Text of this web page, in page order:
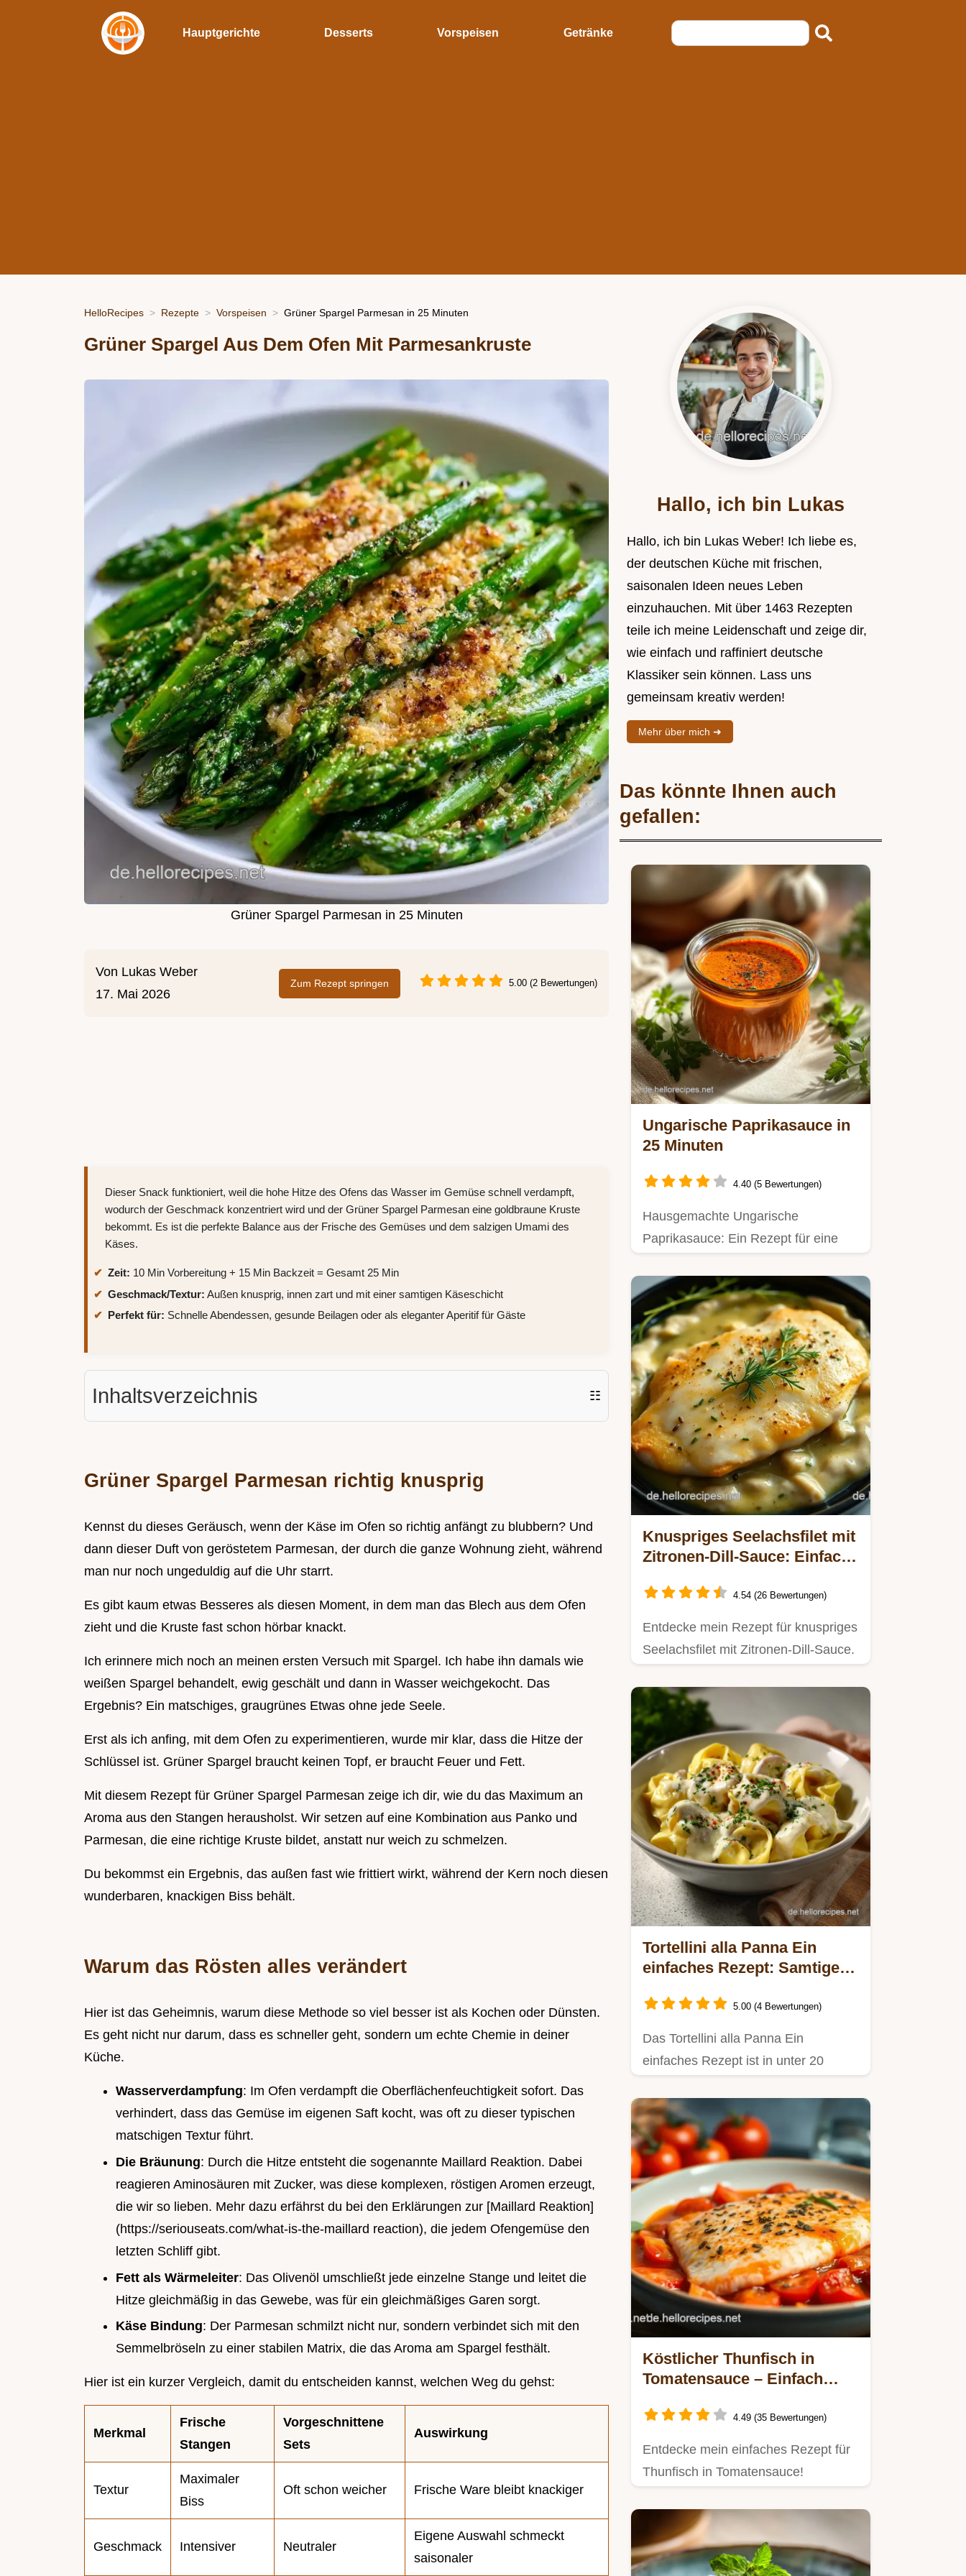
Hauptgerichte Desserts Vorspeisen Getränke
HelloRecipes Rezepte Vorspeisen Grüner Spargel Parmesan in 25 Minuten
Grüner Spargel Aus Dem Ofen Mit Parmesankruste
Grüner Spargel Parmesan in 25 Minuten
Von Lukas Weber
17. Mai 2026
Zum Rezept springen 5.00 (2 Bewertungen)
Dieser Snack funktioniert, weil die hohe Hitze des Ofens das Wasser im Gemüse schnell verdampft,
wodurch der Geschmack konzentriert wird und der Grüner Spargel Parmesan eine goldbraune Kruste
bekommt. Es ist die perfekte Balance aus der Frische des Gemüses und dem salzigen Umami des
Käses.
Zeit: 10 Min Vorbereitung + 15 Min Backzeit = Gesamt 25 Min
Geschmack/Textur: Außen knusprig, innen zart und mit einer samtigen Käseschicht
Perfekt für: Schnelle Abendessen, gesunde Beilagen oder als eleganter Aperitif für Gäste
Inhaltsverzeichnis ☷
Grüner Spargel Parmesan richtig knusprig
Kennst du dieses Geräusch, wenn der Käse im Ofen so richtig anfängt zu blubbern? Und
dann dieser Duft von geröstetem Parmesan, der durch die ganze Wohnung zieht, während
man nur noch ungeduldig auf die Uhr starrt.
Es gibt kaum etwas Besseres als diesen Moment, in dem man das Blech aus dem Ofen
zieht und die Kruste fast schon hörbar knackt.
Ich erinnere mich noch an meinen ersten Versuch mit Spargel. Ich habe ihn damals wie
weißen Spargel behandelt, ewig geschält und dann in Wasser weichgekocht. Das
Ergebnis? Ein matschiges, graugrünes Etwas ohne jede Seele.
Erst als ich anfing, mit dem Ofen zu experimentieren, wurde mir klar, dass die Hitze der
Schlüssel ist. Grüner Spargel braucht keinen Topf, er braucht Feuer und Fett.
Mit diesem Rezept für Grüner Spargel Parmesan zeige ich dir, wie du das Maximum an
Aroma aus den Stangen herausholst. Wir setzen auf eine Kombination aus Panko und
Parmesan, die eine richtige Kruste bildet, anstatt nur weich zu schmelzen.
Du bekommst ein Ergebnis, das außen fast wie frittiert wirkt, während der Kern noch diesen
wunderbaren, knackigen Biss behält.
Warum das Rösten alles verändert
Hier ist das Geheimnis, warum diese Methode so viel besser ist als Kochen oder Dünsten.
Es geht nicht nur darum, dass es schneller geht, sondern um echte Chemie in deiner
Küche.
Wasserverdampfung: Im Ofen verdampft die Oberflächenfeuchtigkeit sofort. Das
verhindert, dass das Gemüse im eigenen Saft kocht, was oft zu dieser typischen
matschigen Textur führt.
Die Bräunung: Durch die Hitze entsteht die sogenannte Maillard Reaktion. Dabei
reagieren Aminosäuren mit Zucker, was diese komplexen, röstigen Aromen erzeugt,
die wir so lieben. Mehr dazu erfährst du bei den Erklärungen zur [Maillard Reaktion]
(https://seriouseats.com/what-is-the-maillard reaction), die jedem Ofengemüse den
letzten Schliff gibt.
Fett als Wärmeleiter: Das Olivenöl umschließt jede einzelne Stange und leitet die
Hitze gleichmäßig in das Gewebe, was für ein gleichmäßiges Garen sorgt.
Käse Bindung: Der Parmesan schmilzt nicht nur, sondern verbindet sich mit den
Semmelbröseln zu einer stabilen Matrix, die das Aroma am Spargel festhält.
Hier ist ein kurzer Vergleich, damit du entscheiden kannst, welchen Weg du gehst:
Merkmal
Frische
Stangen
Vorgeschnittene
Sets
Auswirkung
Textur
Maximaler
Biss
Oft schon weicher Frische Ware bleibt knackiger
Geschmack Intensiver Neutraler
Eigene Auswahl schmeckt
saisonaler
Hallo, ich bin Lukas
Hallo, ich bin Lukas Weber! Ich liebe es,
der deutschen Küche mit frischen,
saisonalen Ideen neues Leben
einzuhauchen. Mit über 1463 Rezepten
teile ich meine Leidenschaft und zeige dir,
wie einfach und raffiniert deutsche
Klassiker sein können. Lass uns
gemeinsam kreativ werden!
Mehr über mich ➜
Das könnte Ihnen auch
gefallen:
Ungarische Paprikasauce in
25 Minuten
4.40 (5 Bewertungen)
Hausgemachte Ungarische
Paprikasauce: Ein Rezept für eine
Art.
Knuspriges Seelachsfilet mit
Zitronen-Dill-Sauce: Einfach
4.54 (26 Bewertungen)
Entdecke mein Rezept für knuspriges
Seelachsfilet mit Zitronen-Dill-Sauce.
Tortellini alla Panna Ein
einfaches Rezept: Samtige
5.00 (4 Bewertungen)
Das Tortellini alla Panna Ein
einfaches Rezept ist in unter 20
Köstlicher Thunfisch in
Tomatensauce – Einfach
4.49 (35 Bewertungen)
Entdecke mein einfaches Rezept für
Thunfisch in Tomatensauce!